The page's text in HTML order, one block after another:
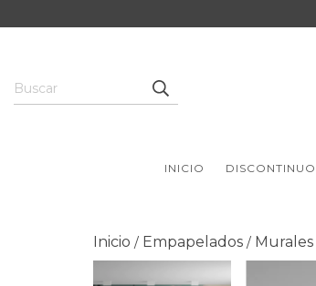
INICIO DISCONTINUO
Inicio / Empapelados / Murales